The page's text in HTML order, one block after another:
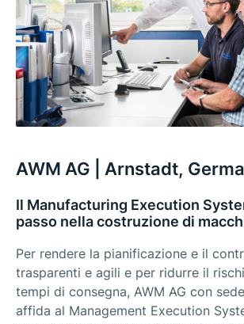
AWM AG | Arnstadt,
Il Manufacturing Execution
passo nella costruzione di
Per rendere la pianificazione e il
trasparenti e agili e per ridurre il
tempi di consegna, AWM AG con
affida al Management Execution